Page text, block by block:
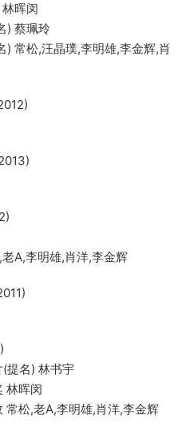
晖闵
蔡珮玲
松,汪晶璞,李明雄,李金辉,肖
A,李明雄,肖洋,李金辉
名) 林书宇
晖闵
松,老A,李明雄,肖洋,李金辉